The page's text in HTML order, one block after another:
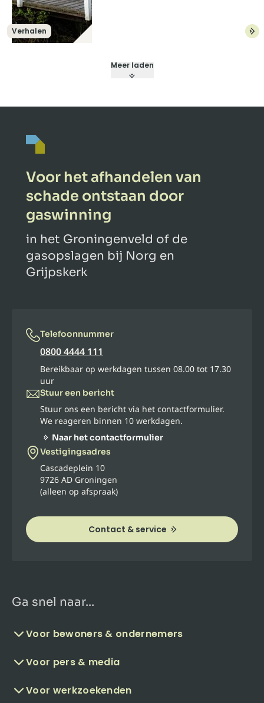
Verhalen
Lees meer over: Een oude Oeds van
Meer laden
Voor het afhandelen van
schade ontstaan door
gaswinning
in het Groningenveld of de
gasopslagen bij Norg en
Grijpskerk
Telefoonnummer
0800 4444 111
Bereikbaar op werkdagen tussen 08.00 tot 17.30
uur
Stuur een bericht
Stuur ons een bericht via het contactformulier.
We reageren binnen 10 werkdagen.
Naar het contactformulier
Vestigingsadres
Cascadeplein 10
9726 AD Groningen
(alleen op afspraak)
Contact & service
Ga snel naar...
Voor bewoners & ondernemers
Voor pers & media
Voor werkzoekenden